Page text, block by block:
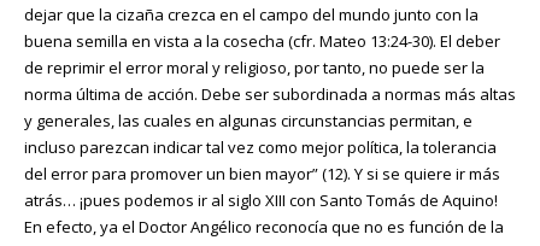
dejar que la cizaña crezca en el campo del mundo junto con la
buena semilla en vista a la cosecha (cfr. Mateo 13:24-30). El deber
de reprimir el error moral y religioso, por tanto, no puede ser la
norma última de acción. Debe ser subordinada a normas más altas
y generales, las cuales en algunas circunstancias permitan, e
incluso parezcan indicar tal vez como mejor política, la tolerancia
del error para promover un bien mayor” (12). Y si se quiere ir más
atrás… ¡pues podemos ir al siglo XIII con Santo Tomás de Aquino!
En efecto, ya el Doctor Angélico reconocía que no es función de la